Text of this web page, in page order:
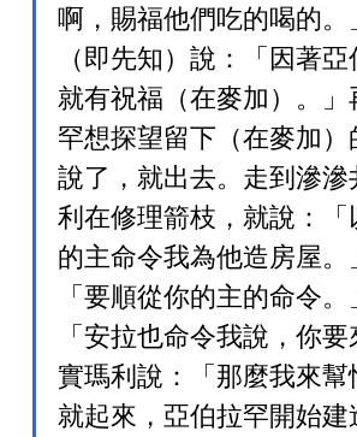
啊，賜福他們吃的喝的。
（即先知）說：「因著
就有祝福（在麥加）。
罕想探望留下（在麥加
說了，就出去。走到滲
利在修理箭枝，就說：
的主命令我為他造房屋。
「要順從你的主的命令
「安拉也命令我說，你
實瑪利說：「那麼我來
就起來，亞伯拉罕開始建